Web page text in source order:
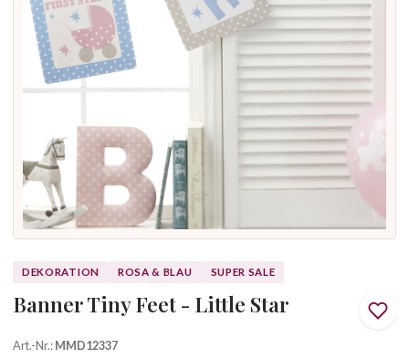
DEKORATION ROSA & BLAU SUPER SALE
Banner Tiny Feet - Little Star
Art.-Nr.:MMD12337